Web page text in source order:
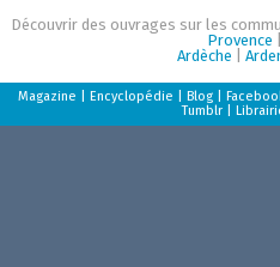
Découvrir des ouvrages sur les
Provence
Ardèche |
Magazine |Encyclopédie |Blog |
Tumblr |